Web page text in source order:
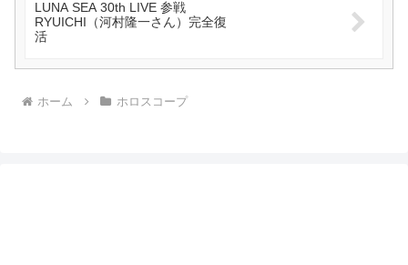
LUNA SEA 30th LIVE 参戦
RYUICHI（河村隆一さん）完全復
活
ホーム ホロスコープ